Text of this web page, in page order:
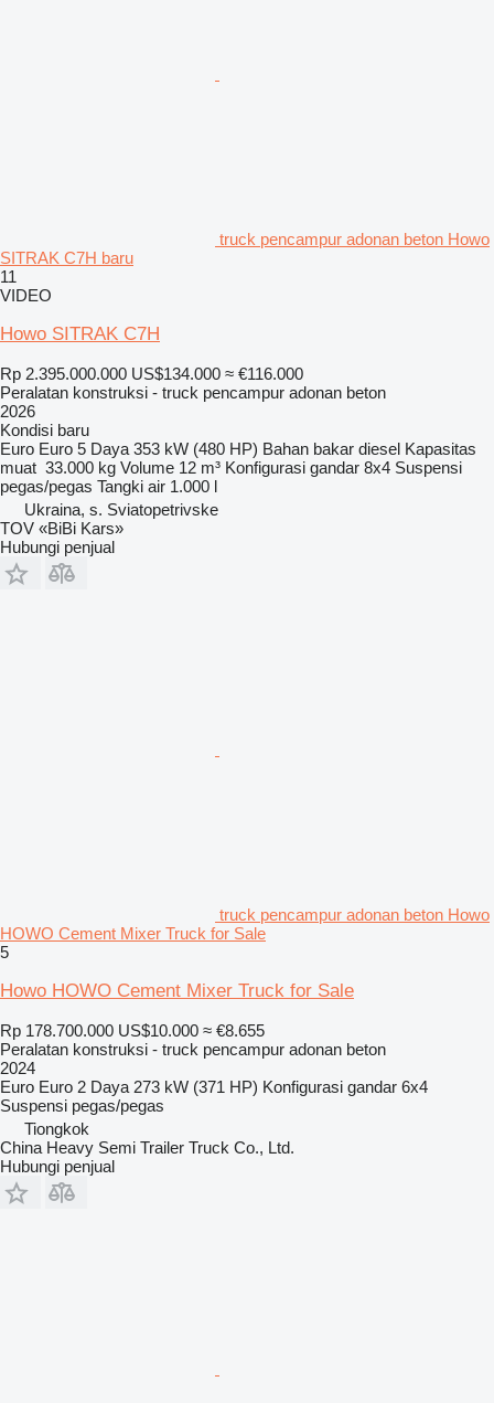
truck pencampur adonan beton Howo
SITRAK C7H baru
11
VIDEO
Howo SITRAK C7H
Rp 2.395.000.000 US$134.000 ≈ €116.000
Peralatan konstruksi - truck pencampur adonan beton
2026
Kondisi baru
Euro Euro 5 Daya 353 kW (480 HP) Bahan bakar diesel Kapasitas
muat 33.000 kg Volume 12 m³ Konfigurasi gandar 8x4 Suspensi
pegas/pegas Tangki air 1.000 l
Ukraina, s. Sviatopetrivske
TOV «BiBi Kars»
Hubungi penjual
truck pencampur adonan beton Howo
HOWO Cement Mixer Truck for Sale
5
Howo HOWO Cement Mixer Truck for Sale
Rp 178.700.000 US$10.000 ≈ €8.655
Peralatan konstruksi - truck pencampur adonan beton
2024
Euro Euro 2 Daya 273 kW (371 HP) Konfigurasi gandar 6x4
Suspensi pegas/pegas
Tiongkok
China Heavy Semi Trailer Truck Co., Ltd.
Hubungi penjual